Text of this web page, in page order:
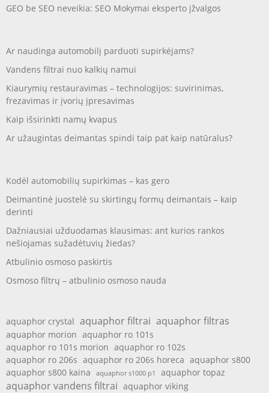
GEO be SEO neveikia: SEO Mokymai eksperto įžvalgos
Ar naudinga automobilį parduoti supirkėjams?
Vandens filtrai nuo kalkių namui
Kiaurymių restauravimas – technologijos: suvirinimas,
frezavimas ir įvorių įpresavimas
Kaip išsirinkti namų kvapus
Ar užaugintas deimantas spindi taip pat kaip natūralus?
Kodėl automobilių supirkimas – kas gero
Deimantinė juostelė su skirtingų formų deimantais – kaip
derinti
Dažniausiai užduodamas klausimas: ant kurios rankos
nešiojamas sužadėtuvių žiedas?
Atbulinio osmoso paskirtis
Osmoso filtrų – atbulinio osmoso nauda
aquaphor crystal aquaphor filtrai aquaphor filtras
aquaphor morion aquaphor ro 101s
aquaphor ro 101s morion aquaphor ro 102s
aquaphor ro 206s aquaphor ro 206s horeca aquaphor s800
aquaphor s800 kaina
aquaphor s1000 p1 aquaphor topaz
aquaphor vandens filtrai aquaphor viking